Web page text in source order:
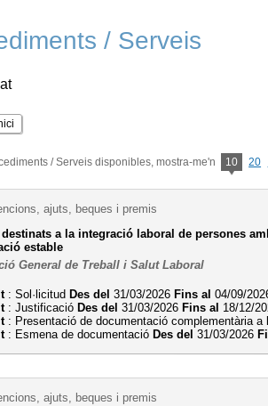
/ Serveis
/ Serveis disponibles, mostra-me'n 10 20
ajuts, beques i premis
a la integració laboral de persones
estable
General de Treball i Salut Laboral
: Sol·licitud Des del 31/03/2026 Fins al 04/09/
: Justificació Des del 31/03/2026 Fins al 18/12/
: Presentació de documentació complementària a
: Esmena de documentació Des del 31/03/2026
ajuts, beques i premis